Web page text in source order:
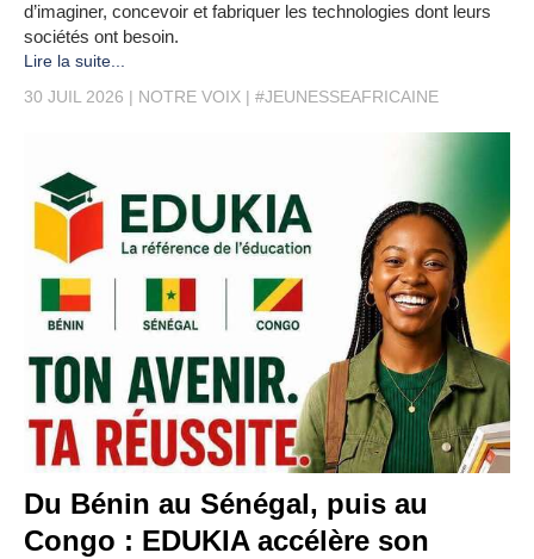
d’imaginer, concevoir et fabriquer les technologies dont leurs
sociétés ont besoin.
Lire la suite...
30 JUIL 2026
NOTRE VOIX #JEUNESSEAFRICAINE
Du Bénin au Sénégal, puis au
Congo : EDUKIA accélère son